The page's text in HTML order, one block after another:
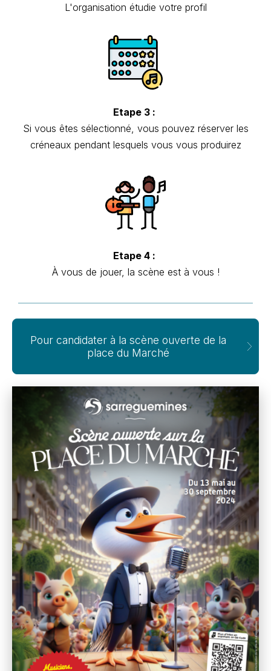
L'organisation étudie votre profil
Etape 3 :
Si vous êtes sélectionné, vous pouvez réserver les
créneaux pendant lesquels vous vous produirez
Etape 4 :
À vous de jouer, la scène est à vous !
Pour candidater à la scène ouverte de la
place du Marché